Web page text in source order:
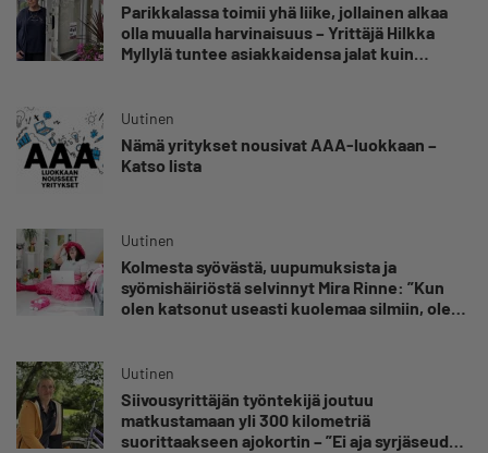
Parikkalassa toimii yhä liike, jollainen alkaa
olla muualla harvinaisuus – Yrittäjä Hilkka
Myllylä tuntee asiakkaidensa jalat kuin
Uutinen
Nämä yritykset nousivat AAA-luokkaan –
Katso lista
Uutinen
Kolmesta syövästä, uupumuksista ja
syömishäiriöstä selvinnyt Mira Rinne: ”Kun
olen katsonut useasti kuolemaa silmiin, olen
Uutinen
Siivousyrittäjän työntekijä joutuu
matkustamaan yli 300 kilometriä
suorittaakseen ajokortin – ”Ei aja syrjäseudun